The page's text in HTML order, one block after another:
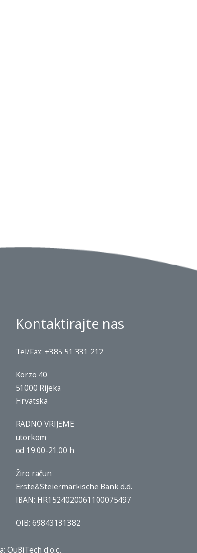
Kontaktirajte nas
Tel/Fax: +385 51 331 212
Korzo 40
51000 Rijeka
Hrvatska
RADNO VRIJEME
utorkom
od 19.00-21.00 h
Žiro račun
Erste&Steiermärkische Bank d.d.
IBAN: HR1524020061100075497
OIB: 69843131382
QuBiTech d.o.o.